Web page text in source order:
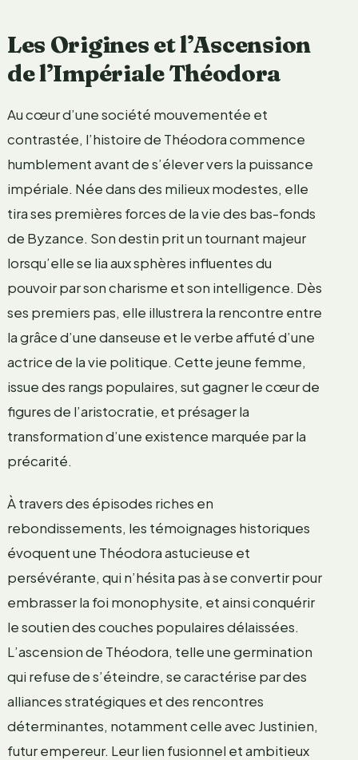
Les Origines et l’Ascension
de l’Impériale Théodora
Au cœur d’une société mouvementée et
contrastée, l’histoire de Théodora commence
humblement avant de s’élever vers la puissance
impériale. Née dans des milieux modestes, elle
tira ses premières forces de la vie des bas-fonds
de Byzance. Son destin prit un tournant majeur
lorsqu’elle se lia aux sphères influentes du
pouvoir par son charisme et son intelligence. Dès
ses premiers pas, elle illustrera la rencontre entre
la grâce d’une danseuse et le verbe affuté d’une
actrice de la vie politique. Cette jeune femme,
issue des rangs populaires, sut gagner le cœur de
figures de l’aristocratie, et présager la
transformation d’une existence marquée par la
précarité.
À travers des épisodes riches en
rebondissements, les témoignages historiques
évoquent une Théodora astucieuse et
persévérante, qui n’hésita pas à se convertir pour
embrasser la foi monophysite, et ainsi conquérir
le soutien des couches populaires délaissées.
L’ascension de Théodora, telle une germination
qui refuse de s’éteindre, se caractérise par des
alliances stratégiques et des rencontres
déterminantes, notamment celle avec Justinien,
futur empereur. Leur lien fusionnel et ambitieux